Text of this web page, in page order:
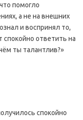
помогло
а не на внешних
и воспринял то,
ответить на
ты талантлив?»
спокойно